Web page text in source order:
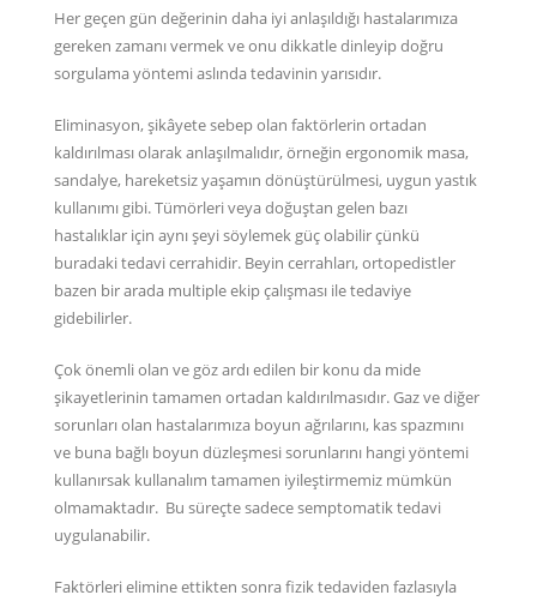
Her geçen gün değerinin daha iyi anlaşıldığı hastalarımıza
gereken zamanı vermek ve onu dikkatle dinleyip doğru
sorgulama yöntemi aslında tedavinin yarısıdır.
Eliminasyon, şikâyete sebep olan faktörlerin ortadan
kaldırılması olarak anlaşılmalıdır, örneğin ergonomik masa,
sandalye, hareketsiz yaşamın dönüştürülmesi, uygun yastık
kullanımı gibi. Tümörleri veya doğuştan gelen bazı
hastalıklar için aynı şeyi söylemek güç olabilir çünkü
buradaki tedavi cerrahidir. Beyin cerrahları, ortopedistler
bazen bir arada multiple ekip çalışması ile tedaviye
gidebilirler.
Çok önemli olan ve göz ardı edilen bir konu da mide
şikayetlerinin tamamen ortadan kaldırılmasıdır. Gaz ve diğer
sorunları olan hastalarımıza boyun ağrılarını, kas spazmını
ve buna bağlı boyun düzleşmesi sorunlarını hangi yöntemi
kullanırsak kullanalım tamamen iyileştirmemiz mümkün
olmamaktadır. Bu süreçte sadece semptomatik tedavi
uygulanabilir.
Faktörleri elimine ettikten sonra fizik tedaviden fazlasıyla